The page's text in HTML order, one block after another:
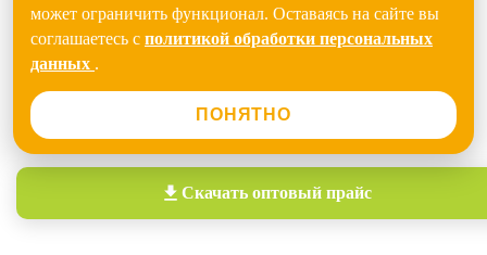
может ограничить функционал. Оставаясь на сайте вы
соглашаетесь с политикой обработки персональных
данных .
ПОНЯТНО
Скачать оптовый прайс